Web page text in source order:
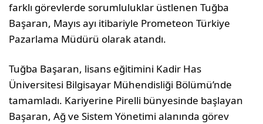
farklı görevlerde sorumluluklar üstlenen Tuğba
Başaran, Mayıs ayı itibariyle Prometeon Türkiye
Pazarlama Müdürü olarak atandı.
Tuğba Başaran, lisans eğitimini Kadir Has
Üniversitesi Bilgisayar Mühendisliği Bölümü’nde
tamamladı. Kariyerine Pirelli bünyesinde başlayan
Başaran, Ağ ve Sistem Yönetimi alanında görev